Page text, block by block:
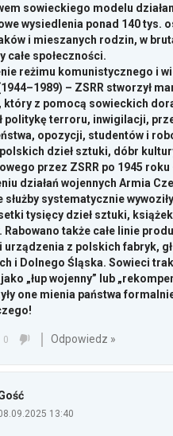
sowieckiego modelu
wysiedlenia ponad 140 tys.
i mieszanych rodzin, w
całe społeczności.
reżimu komunistycznego i
– ZSRR stworzył
który z pomocą sowieckich
politykę terroru, inwigilacji,
opozycji, studentów i
polskich dzieł sztuki, dóbr
przez ZSRR po 1945 roku
działań wojennych Armia
służby systematycznie
tysięcy dzieł sztuki,
Rabowano także całe linie
urządzenia z polskich fabryk,
i Dolnego Śląska. Sowieci
„łup wojenny” lub
one mienia państwa
0 Odpowiedz »
13:40